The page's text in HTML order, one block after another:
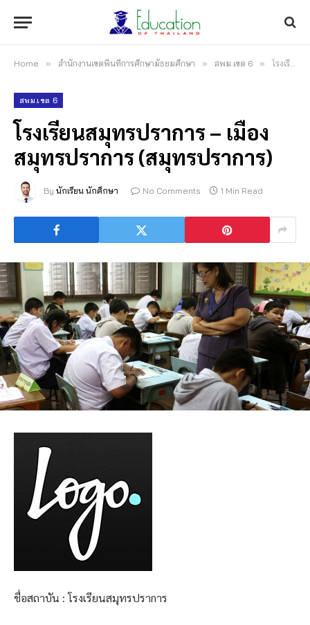
Home » สำนักงานเขตพื้นที่การศึกษามัธยมศึกษา » สพม.เขต 6 » โรงเรียนสมุทรปราการ – เมืองสมุทรปราการ (สมุทรปราการ)
สพม.เขต 6
โรงเรียนสมุทรปราการ – เมือง
สมุทรปราการ (สมุทรปราการ)
By นักเรียน นักศึกษา No Comments 1 Min Read
ชื่อสถาบัน : โรงเรียนสมุทรปราการ